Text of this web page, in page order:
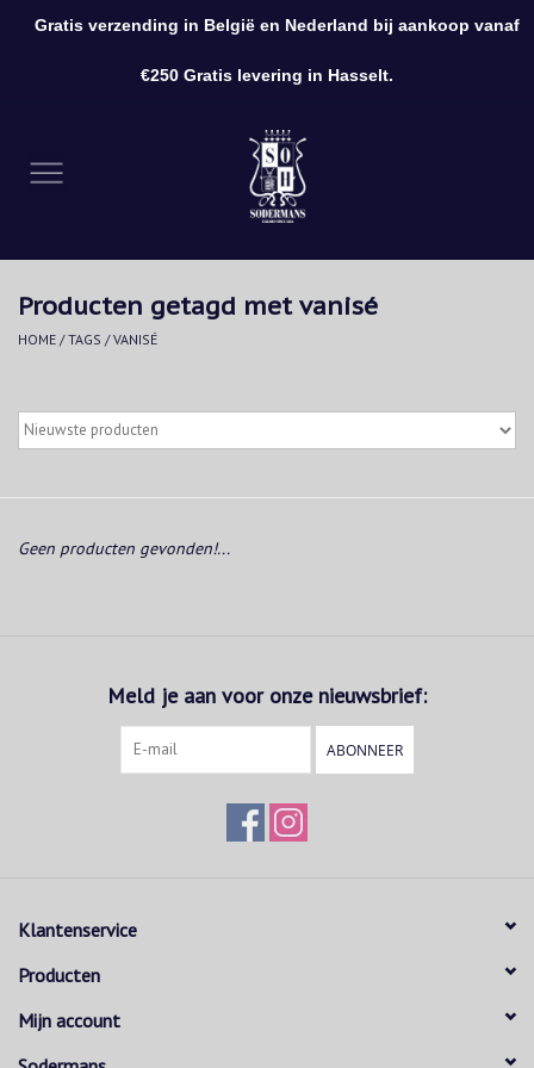
Kleding
Accessoires
Producten getagd met vanisé
HOME /TAGS /VANISÉ
Geen producten gevonden!...
Meld je aan voor onze nieuwsbrief:
ABONNEER
Klantenservice
Producten
Mijn account
Gratis verzending in België en Nederland bij aankoop vanaf
€250 Gratis levering in Hasselt.